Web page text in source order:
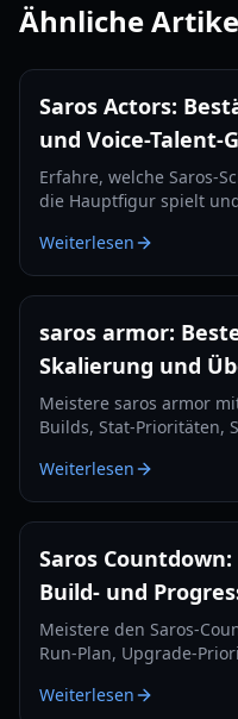
Ähnliche
Saros Actors:
und Voice-Talent-
Erfahre, welche Saros-
die Hauptfigur spielt
Enthüllungen erwarten
Weiterlesen
saros armor:
Skalierung und
Meistere saros armor
Builds, Stat-Prioritäten,
2026.
Weiterlesen
Saros
Build- und
Meistere den Saros-
Run-Plan, Upgrade-
Weiterlesen